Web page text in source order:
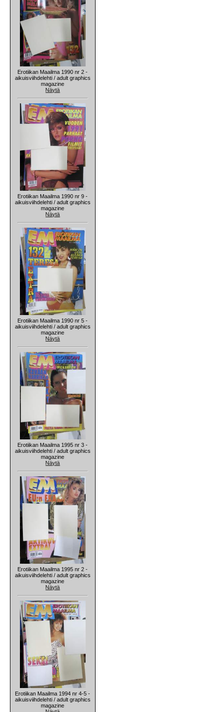
Erotiikan Maailma 1990 nr 2 -
aikuisviihdelehti / adult graphics
magazine
Näytä
Erotiikan Maailma 1990 nr 9 -
aikuisviihdelehti / adult graphics
magazine
Näytä
Erotiikan Maailma 1990 nr 5 -
aikuisviihdelehti / adult graphics
magazine
Näytä
Erotiikan Maailma 1995 nr 3 -
aikuisviihdelehti / adult graphics
magazine
Näytä
Erotiikan Maailma 1995 nr 2 -
aikuisviihdelehti / adult graphics
magazine
Näytä
Erotiikan Maailma 1994 nr 4-5 -
aikuisviihdelehti / adult graphics
magazine